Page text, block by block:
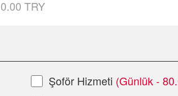
0.00 TRY
Şoför Hizmeti (Günlük -